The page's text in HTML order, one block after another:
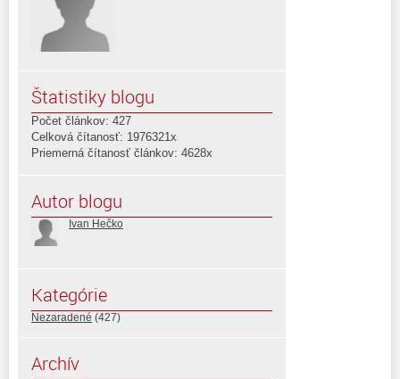
Štatistiky blogu
Počet článkov: 427
Celková čítanosť: 1976321x
Priemerná čítanosť článkov: 4628x
Autor blogu
Ivan Hečko
Kategórie
Nezaradené (427)
Archív